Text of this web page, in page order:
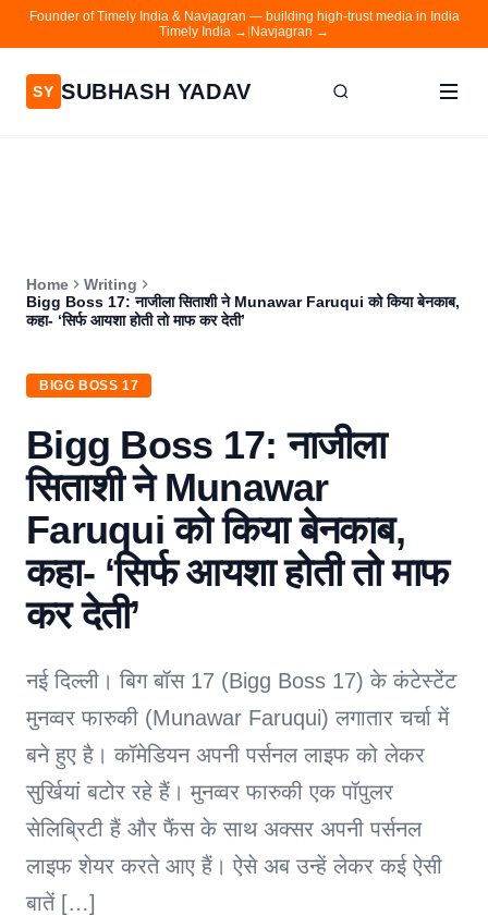
Founder of Timely India & Navjagran — building high-trust media in India
Timely India → Navjagran →
SY SUBHASH YADAV
Contact
Navjagran
Home
Writing
Bigg Boss 17: नाजीला सिताशी ने Munawar Faruqui को किया बेनकाब,
कहा- ‘सिर्फ आयशा होती तो माफ कर देती’
BIGG BOSS 17
Bigg Boss 17: नाजीला
सिताशी ने Munawar
Faruqui को किया बेनकाब,
कहा- ‘सिर्फ आयशा होती तो माफ
कर देती’
नई दिल्ली। बिग बॉस 17 (Bigg Boss 17) के कंटेस्टेंट
मुनव्वर फारुकी (Munawar Faruqui) लगातार चर्चा में
बने हुए है। कॉमेडियन अपनी पर्सनल लाइफ को लेकर
सुर्खियां बटोर रहे हैं। मुनव्वर फारुकी एक पॉपुलर
सेलिब्रिटी हैं और फैंस के साथ अक्सर अपनी पर्सनल
लाइफ शेयर करते आए हैं। ऐसे अब उन्हें लेकर कई ऐसी
बातें […]